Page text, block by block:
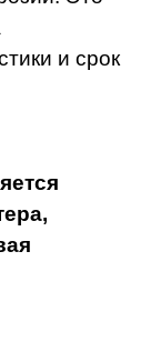
и срок